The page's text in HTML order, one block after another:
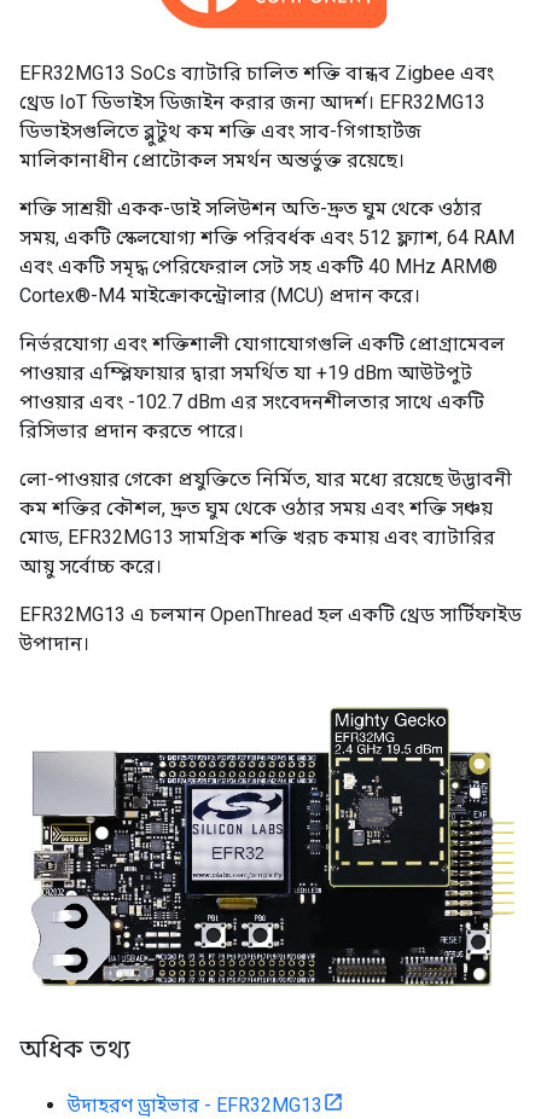
EFR32MG13 SoCs ব্যাটারি চালিত শক্তি বান্ধব Zigbee এবং
থ্রেড IoT ডিভাইস ডিজাইন করার জন্য আদর্শ। EFR32MG13
ডিভাইসগুলিতে ব্লুটুথ কম শক্তি এবং সাব-গিগাহার্টজ
মালিকানাধীন প্রোটোকল সমর্থন অন্তর্ভুক্ত রয়েছে।
শক্তি সাশ্রয়ী একক-ডাই সলিউশন অতি-দ্রুত ঘুম থেকে ওঠার
সময়, একটি স্কেলযোগ্য শক্তি পরিবর্ধক এবং 512 ফ্ল্যাশ, 64 RAM
এবং একটি সমৃদ্ধ পেরিফেরাল সেট সহ একটি 40 MHz ARM®
Cortex®-M4 মাইক্রোকন্ট্রোলার (MCU) প্রদান করে।
নির্ভরযোগ্য এবং শক্তিশালী যোগাযোগগুলি একটি প্রোগ্রামেবল
পাওয়ার এম্প্লিফায়ার দ্বারা সমর্থিত যা +19 dBm আউটপুট
পাওয়ার এবং -102.7 dBm এর সংবেদনশীলতার সাথে একটি
রিসিভার প্রদান করতে পারে।
লো-পাওয়ার গেকো প্রযুক্তিতে নির্মিত, যার মধ্যে রয়েছে উদ্ভাবনী
কম শক্তির কৌশল, দ্রুত ঘুম থেকে ওঠার সময় এবং শক্তি সঞ্চয়
মোড, EFR32MG13 সামগ্রিক শক্তি খরচ কমায় এবং ব্যাটারির
আয়ু সর্বোচ্চ করে।
EFR32MG13 এ চলমান OpenThread হল একটি থ্রেড সার্টিফাইড
উপাদান।
অধিক তথ্য
উদাহরণ ড্রাইভার - EFR32MG13